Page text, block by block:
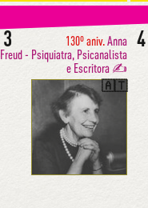
3 130º aniv.Anna
Freud - Psiquiatra, Psicanalista
e Escritora ✍️
🇦🇹
4